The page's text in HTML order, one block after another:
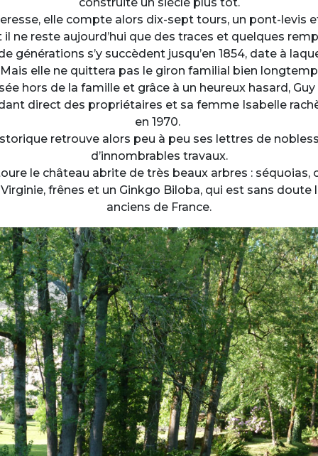
elle compte alors dix-sept tours, un pont-levis
il ne reste aujourd’hui que des traces et quelques
générations s’y succèdent jusqu’en 1854, date à
elle ne quittera pas le giron familial bien
hors de la famille et grâce à un heureux hasard,
direct des propriétaires et sa femme Isabelle
en 1970.
retrouve alors peu à peu ses lettres de
d’innombrables travaux.
le château abrite de très beaux arbres : séquoias,
frênes et un Ginkgo Biloba, qui est sans doute
anciens de France.